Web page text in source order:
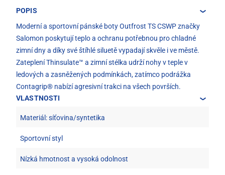
POPIS
Moderní a sportovní pánské boty Outfrost TS CSWP značky
Salomon poskytují teplo a ochranu potřebnou pro chladné
zimní dny a díky své štíhlé siluetě vypadají skvěle i ve městě.
Zateplení Thinsulate™ a zimní stélka udrží nohy v teple v
ledových a zasněžených podmínkách, zatímco podrážka
Contagrip® nabízí agresivní trakci na všech površích.
VLASTNOSTI
Materiál: síťovina/syntetika
Sportovní styl
Nízká hmotnost a vysoká odolnost